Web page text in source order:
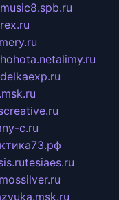
music8.spb.ru
hohota.netalimy.ru
c.ru
tesiaes.ru
mossilver.ru